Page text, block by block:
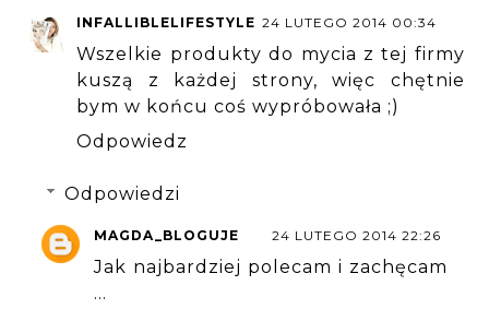
INFALLIBLELIFESTYLE 24 LUTEGO 2014 00:34
Wszelkie produkty do mycia z tej firmy
kuszą z każdej strony, więc chętnie
bym w końcu coś wypróbowała ;)
Odpowiedz
Odpowiedzi
MAGDA_BLOGUJE 24 LUTEGO 2014 22:26
Jak najbardziej polecam i zachęcam
...